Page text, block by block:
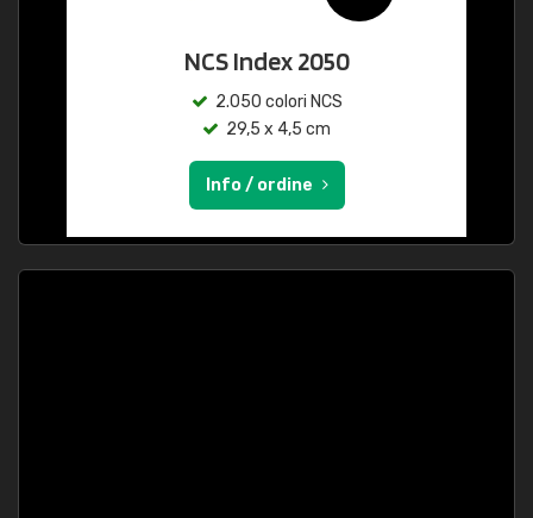
NCS Index 2050
2.050 colori NCS
29,5 x 4,5 cm
Info / ordine